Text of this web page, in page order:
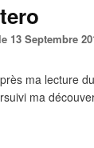
13 Septembre
ma lecture
ma